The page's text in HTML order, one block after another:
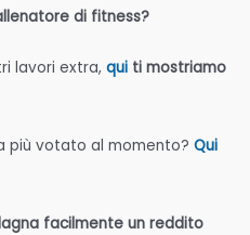
di fitness?
lavori extra, qui ti mostriamo
più votato al momento? Qui
facilmente un reddito